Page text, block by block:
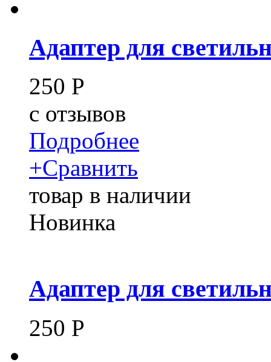
Адаптер для
250 Р
c отзывов
Подробнее
+Сравнить
товар в наличии
Новинка
Адаптер для
250 Р